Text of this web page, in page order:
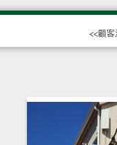
<<顧